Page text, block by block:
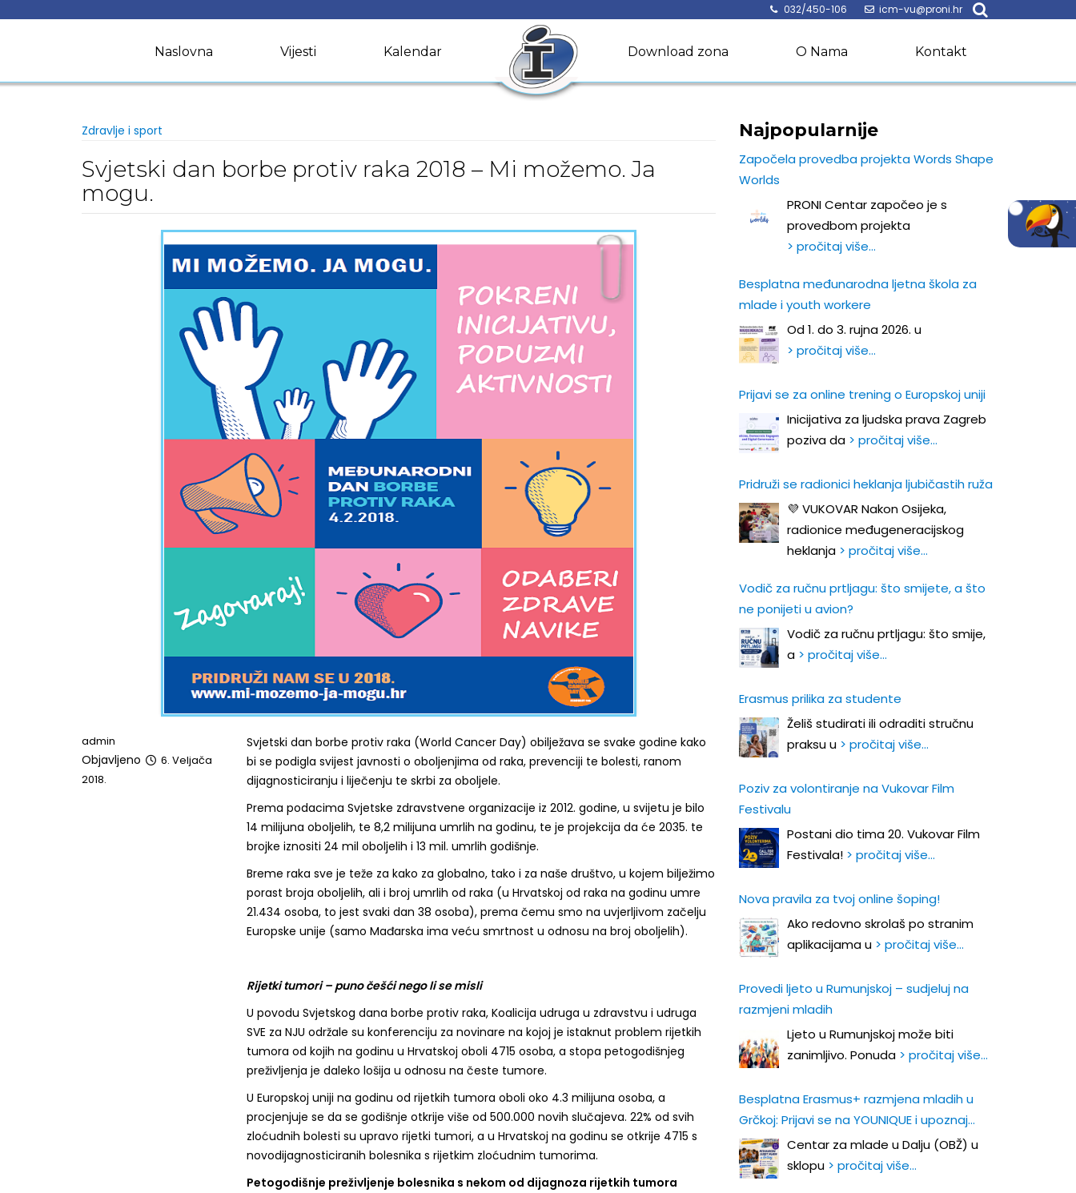
032/450-106 icm-vu@proni.hr
Naslovna Vijesti Kalendar Download zona O Nama Kontakt
Zdravlje i sport
Svjetski dan borbe protiv raka 2018 – Mi možemo. Ja
mogu.
Svjetski dan borbe protiv raka (World Cancer Day) obilježava se svake godine kako
bi se podigla svijest javnosti o oboljenjima od raka, prevenciji te bolesti, ranom
dijagnosticiranju i liječenju te skrbi za oboljele.
Prema podacima Svjetske zdravstvene organizacije iz 2012. godine, u svijetu je bilo
14 milijuna oboljelih, te 8,2 milijuna umrlih na godinu, te je projekcija da će 2035. te
brojke iznositi 24 mil oboljelih i 13 mil. umrlih godišnje.
Breme raka sve je teže za kako za globalno, tako i za naše društvo, u kojem bilježimo
porast broja oboljelih, ali i broj umrlih od raka (u Hrvatskoj od raka na godinu umre
21.434 osoba, to jest svaki dan 38 osoba), prema čemu smo na uvjerljivom začelju
Europske unije (samo Mađarska ima veću smrtnost u odnosu na broj oboljelih).
Rijetki tumori – puno češći nego li se misli
U povodu Svjetskog dana borbe protiv raka, Koalicija udruga u zdravstvu i udruga
SVE za NJU održale su konferenciju za novinare na kojoj je istaknut problem rijetkih
tumora od kojih na godinu u Hrvatskoj oboli 4715 osoba, a stopa petogodišnjeg
preživljenja je daleko lošija u odnosu na česte tumore.
U Europskoj uniji na godinu od rijetkih tumora oboli oko 4.3 milijuna osoba, a
procjenjuje se da se godišnje otkrije više od 500.000 novih slučajeva. 22% od svih
zloćudnih bolesti su upravo rijetki tumori, a u Hrvatskoj na godinu se otkrije 4715 s
novodijagnosticiranih bolesnika s rijetkim zloćudnim tumorima.
Petogodišnje preživljenje bolesnika s nekom od dijagnoza rijetkih tumora
admin
Objavljeno
6. Veljača
2018.
Najpopularnije
Započela provedba projekta Words Shape
Worlds
PRONI Centar započeo je s
provedbom projekta
> pročitaj više…
Besplatna međunarodna ljetna škola za
mlade i youth workere
Od 1. do 3. rujna 2026. u
> pročitaj više…
Prijavi se za online trening o Europskoj uniji
Inicijativa za ljudska prava Zagreb
poziva da > pročitaj više…
Pridruži se radionici heklanja ljubičastih ruža
💜 VUKOVAR Nakon Osijeka,
radionice međugeneracijskog
heklanja > pročitaj više…
Vodič za ručnu prtljagu: što smijete, a što
ne ponijeti u avion?
Vodič za ručnu prtljagu: što smije,
a > pročitaj više…
Erasmus prilika za studente
Želiš studirati ili odraditi stručnu
praksu u > pročitaj više…
Poziv za volontiranje na Vukovar Film
Festivalu
Postani dio tima 20. Vukovar Film
Festivala! > pročitaj više…
Nova pravila za tvoj online šoping!
Ako redovno skrolaš po stranim
aplikacijama u > pročitaj više…
Provedi ljeto u Rumunjskoj – sudjeluj na
razmjeni mladih
Ljeto u Rumunjskoj može biti
zanimljivo. Ponuda > pročitaj više…
Besplatna Erasmus+ razmjena mladih u
Grčkoj: Prijavi se na YOUNIQUE i upoznaj
Europu iz prve ruke!
Centar za mlade u Dalju (OBŽ) u
sklopu > pročitaj više…